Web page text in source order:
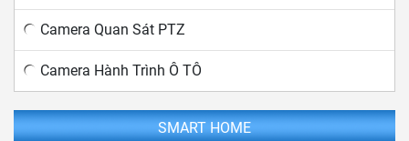
Camera Quan Sát PTZ
Camera Hành Trình Ô TÔ
SMART HOME